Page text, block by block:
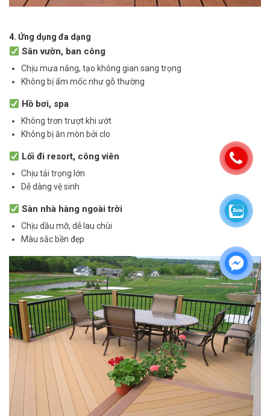
4. Ứng dụng đa dạng
Sân vườn, ban công
Chịu mưa nắng, tạo không gian sang trọng
Không bị ẩm mốc như gỗ thường
Hồ bơi, spa
Không trơn trượt khi ướt
Không bị ăn mòn bởi clo
Lối đi resort, công viên
Chịu tải trọng lớn
Dễ dàng vệ sinh
Sàn nhà hàng ngoài trời
Chịu dầu mỡ, dễ lau chùi
Màu sắc bền đẹp